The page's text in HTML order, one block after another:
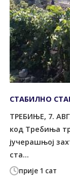
прије 1 сат
СТАБИЛНО
TРЕБИЊЕ, 7.
код Tребиња
јучерашњој
ста...